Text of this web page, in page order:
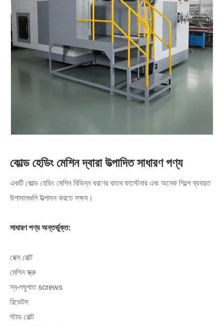
কোল্ড হেডিং মেশিন দ্বারা উত্পাদিত সাধারণ পণ্য
একটি কোল্ড হেডিং মেশিন বিভিন্ন ধরণের ধাতব ফাস্টেনার এবং অনেক শিল্পে ব্যবহৃত
উপাদানগুলি উত্পাদন করতে সক্ষম।
সাধারণ পণ্য অন্তর্ভুক্ত:
হেক্স বোল্ট
মেশিন স্ক্রু
স্ব-লঘুপাত screws
রিভেটস
স্টাড বোল্ট